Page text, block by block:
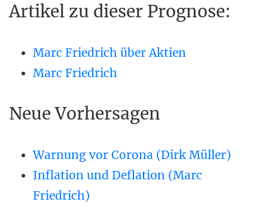
Artikel zu dieser Prognose:
Marc Friedrich über Aktien
Marc Friedrich
Neue Vorhersagen
Warnung vor Corona (Dirk Müller)
Inflation und Deflation (Marc
Friedrich)